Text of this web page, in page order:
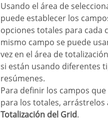
Usando el área de seleccionar campos
puede establecer los
opciones totales para cada
mismo campo se puede
vez en el área de
si están usando diferentes
resúmenes.
Para definir los campos que se usarán
para los totales, arrástrelos
Totalización del Grid.